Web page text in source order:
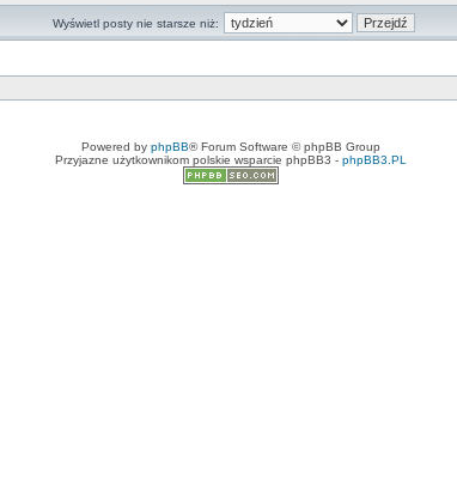
Wyświetl posty nie starsze niż:
Powered by phpBB® Forum Software © phpBB Group
Przyjazne użytkownikom polskie wsparcie phpBB3 - phpBB3.PL